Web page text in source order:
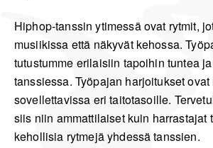
Hiphop-tanssin ytimessä ovat rytmit,
musiikissa että näkyvät kehossa.
tutustumme erilaisiin tapoihin tuntea
tanssiessa. Työpajan harjoitukset
sovellettavissa eri taitotasoille.
siis niin ammattilaiset kuin harrastajat
kehollisia rytmejä yhdessä tanssien.